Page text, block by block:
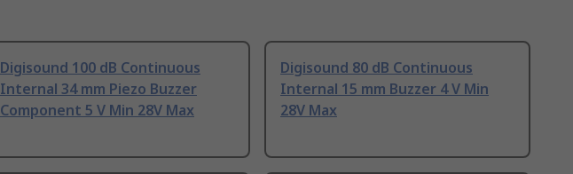
Digisound 100 dB Continuous
Internal 34 mm Piezo Buzzer
Component 5 V Min 28V Max
Digisound 80 dB Continuous
Internal 15 mm Buzzer 4 V Min
28V Max